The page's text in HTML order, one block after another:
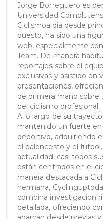
Jorge Borreguero es
Universidad
Ciclismoaldia desde
puesto, ha sido una
web, especialmente
Team. De manera
reportajes sobre el
exclusivas y asistido en
presentaciones,
de primera mano sobre
del ciclismo profesional.
A lo largo de su
mantenido un fuerte
deportivo, adquiriendo
el baloncesto y el
actualidad, casi todos
están centrados en el
manera destacada a
hermana,
combina investigación
detallada, ofreciendo